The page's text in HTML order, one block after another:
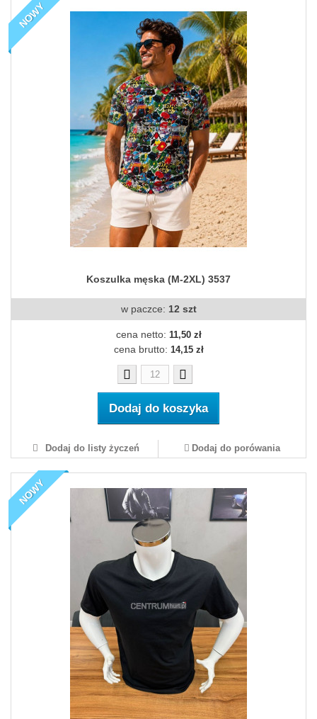
NOWY
Koszulka męska (M-2XL) 3537
w paczce: 12 szt
cena netto: 11,50 zł
cena brutto: 14,15 zł
Dodaj do koszyka
Dodaj do listy życzeń Dodaj do porówania
NOWY